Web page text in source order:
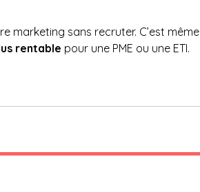
marketing sans recruter. C’est même
rentable pour une PME ou une ETI.